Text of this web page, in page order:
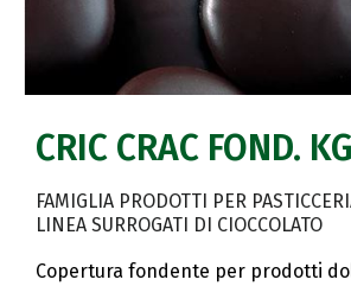
CRIC CRAC FOND.
FAMIGLIA PRODOTTI PER
LINEA SURROGATI DI CIOCCOLATO
Copertura fondente per prodotti